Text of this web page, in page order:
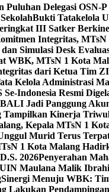
Puluhan Delegasi OSN-
Bukti Tatakelola
III Satker
Integritas,
Simulasi Desk
WBK, MTsN 1 Kota
dari Ketua Tim
Kelola Administrasi
Indonesia Resmi
Jadi Panggung
Tampilkan Kinerja
Kepala MTsN 1
Murid Terus
1 Kota Malang
2026Penyerahan
Maulana Malik
Sinergi Menuju WBK:
Lakukan